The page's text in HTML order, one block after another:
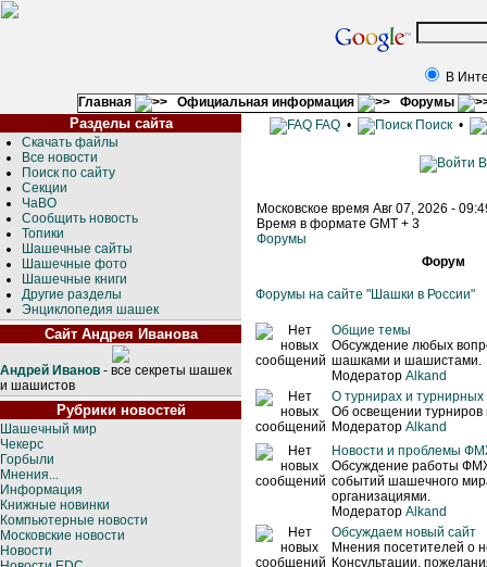
В
Главная
Официальная информация Форумы
Разделы сайта
Скачать файлы
Все новости
Поиск по сайту
Секции
ЧаВО
Сообщить новость
Топики
Шашечные сайты
Шашечные фото
Шашечные книги
Другие разделы
Энциклопедия шашек
Сайт Андрея Иванова
Андрей Иванов - все секреты шашек
и шашистов
Рубрики новостей
Шашечный мир
Чекерс
Горбыли
Мнения...
Информация
Книжные новинки
Компьютерные новости
Московские новости
Новости
FAQ• Поиск•
Московское время Авг 07, 2026 -
Время в формате GMT + 3
Форумы
Форум
Форумы на сайте "Шашки в России"
Общие темы
Обсуждение любых
шашками и шашистами.
Модератор Alkand
О турнирах и турнирных
Об освещении турниров
Модератор Alkand
Новости и проблемы
Обсуждение работы
событий шашечного
организациями.
Модератор Alkand
Обсуждаем новый сайт
Мнения посетителей о
Консультации,